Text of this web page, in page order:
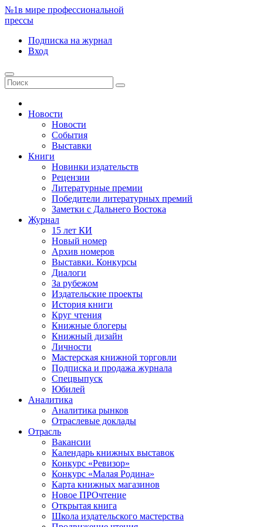
№1в мире профессиональной
прессы
Подписка на журнал
Вход
Новости
Новости
События
Выставки
Книги
Новинки издательств
Рецензии
Литературные премии
Победители литературных премий
Заметки с Дальнего Востока
Журнал
15 лет КИ
Новый номер
Архив номеров
Выставки. Конкурсы
Диалоги
За рубежом
Издательские проекты
История книги
Круг чтения
Книжные блогеры
Книжный дизайн
Личности
Мастерская книжной торговли
Подписка и продажа журнала
Спецвыпуск
Юбилей
Аналитика
Аналитика рынков
Отраслевые доклады
Отрасль
Вакансии
Календарь книжных выставок
Конкурс «Ревизор»
Конкурс «Малая Родина»
Карта книжных магазинов
Новое ПРОчтение
Открытая книга
Школа издательского мастерства